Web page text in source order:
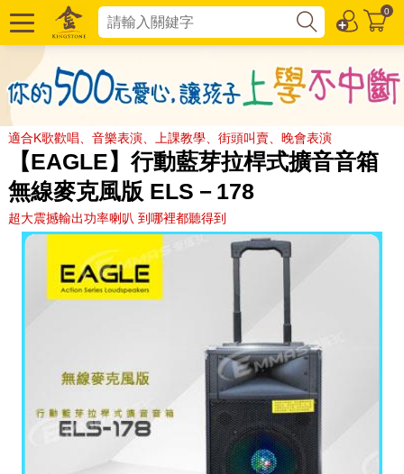
0
適合K歌歡唱、音樂表演、上課教學、街頭叫賣、晚會表演
【EAGLE】行動藍芽拉桿式擴音音箱
無線麥克風版 ELS－178
超大震撼輸出功率喇叭 到哪裡都聽得到